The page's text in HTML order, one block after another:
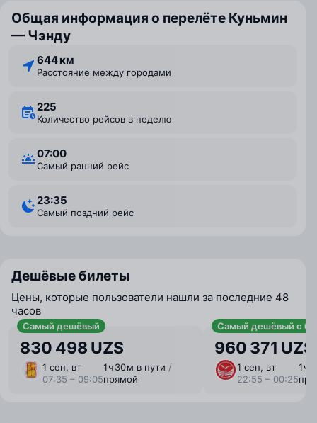
Общая информация о перелёте Куньмин
— Чэнду
644 км
Расстояние между городами
225
Количество рейсов в неделю
07:00
Самый ранний рейс
23:35
Самый поздний рейс
Дешёвые билеты
Цены, которые пользователи нашли за последние 48
часов
Самый дешёвый
830 498 UZS
1 сен, вт
07:35 – 09:05
1 ⁠ч 30 ⁠м в пути /
прямой
Самый дешёвый с
960 371 UZS
1 сен, вт
22:55 – 00:25
1 ⁠ч